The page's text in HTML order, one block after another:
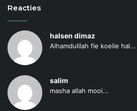
Reacties
halsen dimaz
Alhamdulilah fie koelie hal...
salim
masha allah mooi...